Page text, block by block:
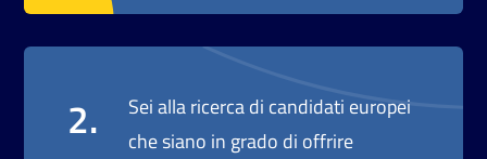
2.
Sei alla ricerca di candidati europei
che siano in grado di offrire